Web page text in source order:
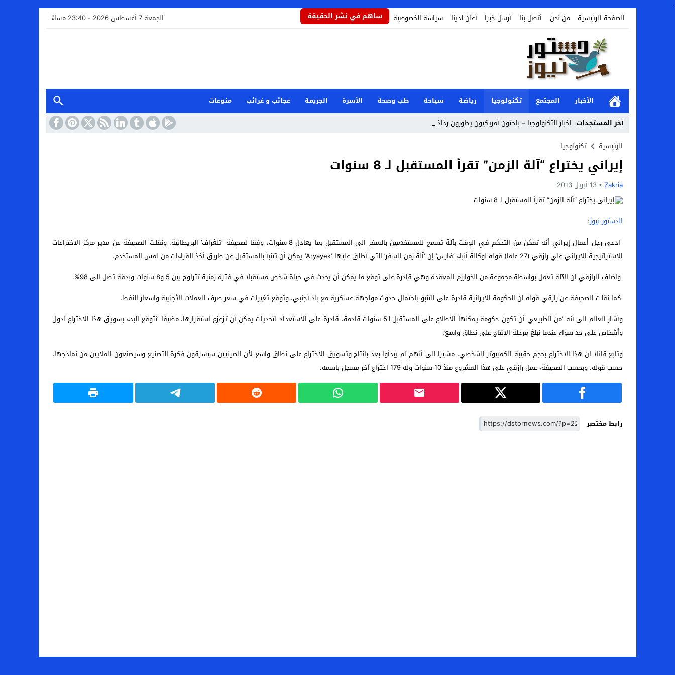
.
الصفحة الرئيسية
من نحن أتصل بنا أرسل خبرا أعلن لدينا سياسة الخصوصية ساهم في نشر الحقيقة الجمعة 7 أغسطس 2026 - 23:40 مساءً
الأخبار المجتمع تكنولوجيا رياضة سياحة طب وصحة الأسرة الجريمة عجائب و غرائب
منوعات
أخر المستجدات اخبار التكنولوجيا – باحثون أمريكيون يطورون رذاذاً _
Stop
Previous
Next
الرئيسية تكنولوجيا
إيراني يختراع “آلة الزمن” تقرأ المستقبل لـ 8 سنوات
Zakria 13 أبريل 2013
الدستور نيوز:
ادعى رجل أعمال إيراني أنه تمكن من التحكم في الوقت بآلة تسمح للمستخدمين بالسفر الى المستقبل بما يعادل 8 سنوات، وفقا لصحيفة ‘تلغراف’ البريطانية. ونقلت الصحيفة عن مدير مركز الاختراعات
الاستراتيجية الايراني علي رازقي (27 عاما) قوله لوكالة أنباء ‘فارس’ إن ‘آلة زمن السفر’ التي أطلق عليها ‘Aryayek’ يمكن أن تتنبأ بالمستقبل عن طريق أخذ القراءات من لمس المستخدم.
واضاف الرازقي ان الآلة تعمل بواسطة مجموعة من الخوارزم المعقدة وهي قادرة على توقع ما يمكن أن يحدث في حياة شخص مستقبلا في فترة زمنية تتراوح بين 5 و8 سنوات وبدقة تصل الى 98%.
كما نقلت الصحيفة عن رازقي قوله ان الحكومة الايرانية قادرة على التنبؤ باحتمال حدوث مواجهة عسكرية مع بلد أجنبي، وتوقع تغيرات في سعر صرف العملات الأجنبية واسعار النفط.
وأشار العالم الى أنه ‘من الطبيعي أن تكون حكومة يمكنها الاطلاع على المستقبل لـ5 سنوات قادمة، قادرة على الاستعداد لتحديات يمكن أن تزعزع استقرارها، مضيفا ‘نتوقع البدء بسويق هذا الاختراع لدول
وأشخاص على حد سواء عندما نبلغ مرحلة الانتاج على نطاق واسع’.
وتابع قائلا ان هذا الاختراع بحجم حقيبة الكمبيوتر الشخصي، مشيرا الى أنهم لم يبدأوا بعد بانتاج وتسويق الاختراع على نطاق واسع لأن الصينيين سيسرقون فكرة التصنيع وسيصنعون الملايين من نماذجها،
حسب قوله. وبحسب الصحيفة، عمل رازقي على هذا المشروع منذ 10 سنوات وله 179 اختراع آخر مسجل باسمه.
رابط مختصر